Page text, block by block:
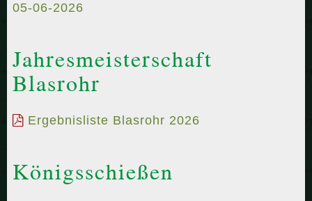
05-06-2026
Jahresmeisterschaft
Blasrohr
Ergebnisliste Blasrohr 2026
Königsschießen